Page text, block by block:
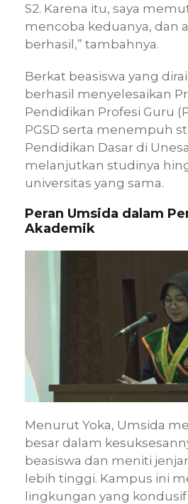
S2. Karena itu, saya
mencoba keduanya, dan
berhasil,” tambahnya.
Berkat beasiswa yang
berhasil menyelesaikan
Pendidikan Profesi Guru
PGSD serta menempuh
Pendidikan Dasar di
melanjutkan studinya
universitas yang sama.
Peran Umsida dalam
Akademik
Menurut Yoka, Umsida
besar dalam
beasiswa dan meniti
lebih tinggi. Kampus ini
lingkungan yang